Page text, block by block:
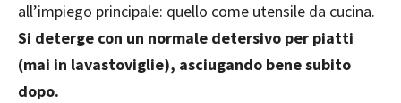
all’impiego principale: quello come utensile da cucina.
Si deterge con un normale detersivo per piatti
(mai in lavastoviglie), asciugando bene subito
dopo.